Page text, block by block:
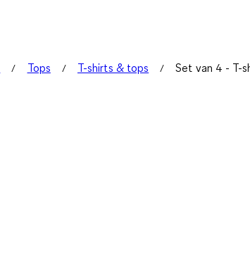
Tops T-shirts & tops Set van 4 - T-